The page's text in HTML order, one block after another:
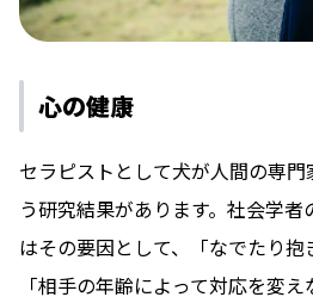
心の健康
セラピストとして犬が人間の専
う研究結果があります。社会学
はその要因として、「なでたり抱
「相手の年齢によって対応を変